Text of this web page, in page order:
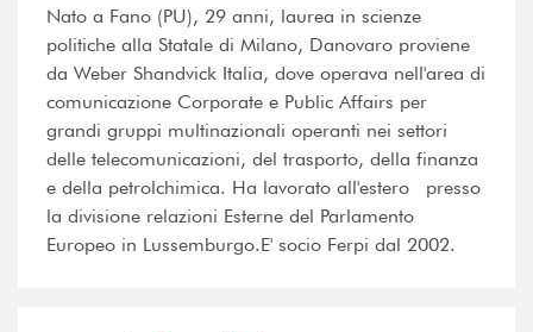
Nato a Fano (PU), 29 anni, laurea in scienze
politiche alla Statale di Milano, Danovaro proviene
da Weber Shandvick Italia, dove operava nell'area di
comunicazione Corporate e Public Affairs per
grandi gruppi multinazionali operanti nei settori
delle telecomunicazioni, del trasporto, della finanza
e della petrolchimica. Ha lavorato all'estero presso
la divisione relazioni Esterne del Parlamento
Europeo in Lussemburgo.E' socio Ferpi dal 2002.